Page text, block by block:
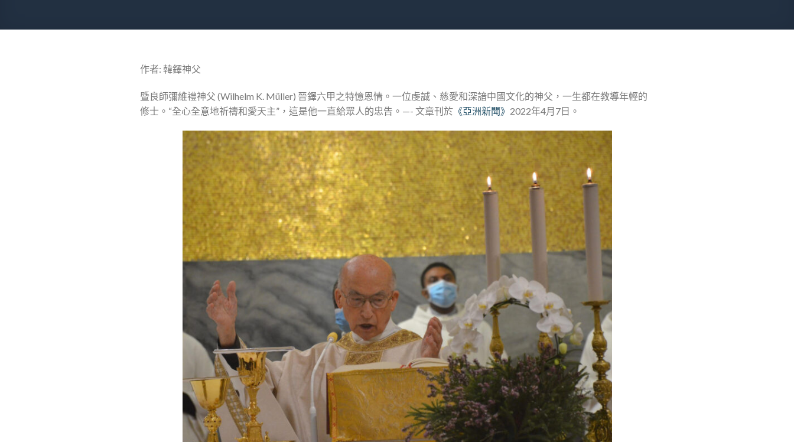
作者: 韓鐸神父
暨良師彌維禮神父 (Wilhelm K. Müller) 晉鐸六甲之特憶恩情。一位虔誠、慈愛和深諳中國文化的神父，一生都在教導年輕的
修士。“全心全意地祈禱和愛天主”，這是他一直給眾人的忠告。—- 文章刊於 《亞洲新聞》 2022年4月7日。